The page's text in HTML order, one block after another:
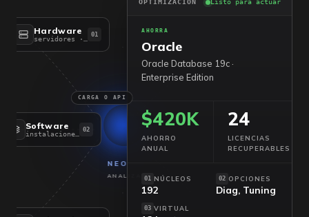
CARGA O API
Hardware 01
Software 02
NEO
ANALIZA
OPTIMIZACIÓN Listo para actuar
AHORRA
Oracle
Oracle Database 19c ·
Enterprise Edition
$420K
AHORRO
ANUAL
24
LICENCIAS
RECUPERABLES
01 NÚCLEOS
192
02 OPCIONES
Diag, Tuning
03 VIRTUAL